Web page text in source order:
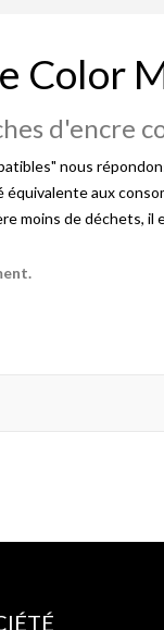
Color
d'encre
nous
aux
moins de déchets,